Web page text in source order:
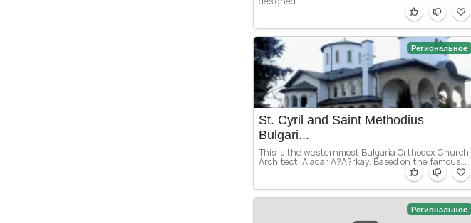
Региональное
St. Cyril and Saint Methodius
Bulgari...
This is the westernmost Bulgaria Orthodox Church.
Architect: Aladar A?A?rkay. Based on the famous...
Региональное